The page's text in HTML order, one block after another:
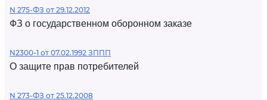
N 275-ФЗ от 29.12.2012
ФЗ о государственном оборонном заказе
N2300-1 от 07.02.1992 ЗППП
О защите прав потребителей
N 273-ФЗ от 25.12.2008